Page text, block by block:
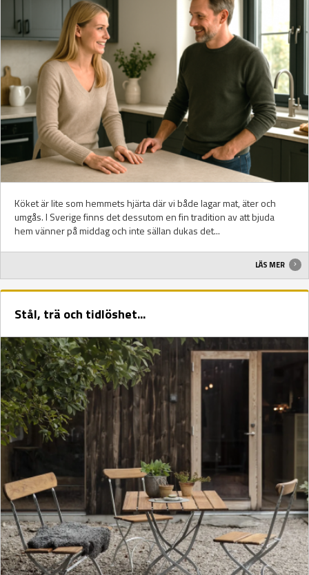
Köket är lite som hemmets hjärta där vi både lagar mat, äter och
umgås. I Sverige finns det dessutom en fin tradition av att bjuda
hem vänner på middag och inte sällan dukas det...
LÄS MER
Stål, trä och tidlöshet...